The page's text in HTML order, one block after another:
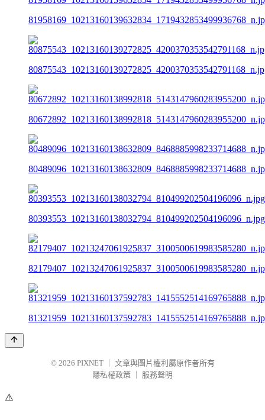
80393553_10213160138032794_810499202504196096_n.jpg
© 2026 PIXNET
文章與圖片權利屬原作者所有
隱私權政策
服務聲明
⚠️